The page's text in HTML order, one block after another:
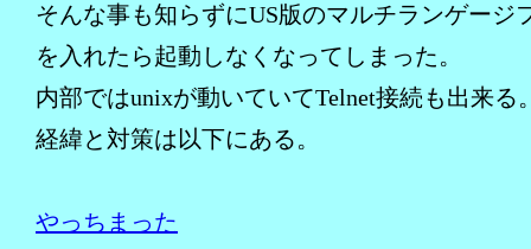
そんな事も知らずにUS版のマルチランゲージ
を入れたら起動しなくなってしまった。
内部ではunixが動いていてTelnet接続も出来る
経緯と対策は以下にある。
やっちまった